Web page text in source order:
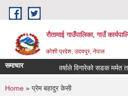
Skip to main content
रौतामाई गाउँपालिका, गाउँ
कोशी प्रदेश, उदयपुर, नेपाल
अभियान सबै सुखी र खुसी रहौं यहि
समाचार वर्षाले विगारेको सडक मर्मत
You are here
Home » प्रेम बहादुर केसी